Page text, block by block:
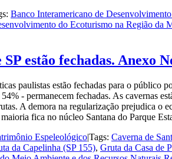
Banco Interamericano de
do Ecoturismo na Região da
estão fechadas. Anexo
paulistas estão fechadas para o
- permanecem fechadas. As cavernas
A demora na regularização prejudica
fica no núcleo Santana do Parque
Espeleológico|Tags: Caverna de
da Capelinha (SP 155), Gruta da Casa de